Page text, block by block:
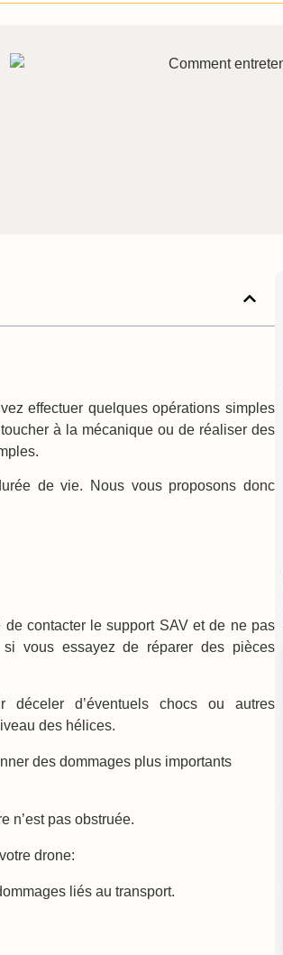
effectuer quelques opérations simples
à la mécanique ou de réaliser des
de vie. Nous vous proposons donc
contacter le support SAV et de ne pas
vous essayez de réparer des pièces
d’éventuels chocs ou autres
des hélices.
des dommages plus importants
n’est pas obstruée.
drone:
liés au transport.